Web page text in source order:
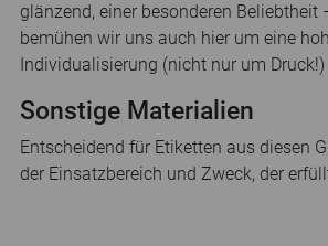
glänzend, einer besonderen Beliebtheit
bemühen wir uns auch hier um eine
Individualisierung (nicht nur um Druck!)
Sonstige Materialien
Entscheidend für Etiketten aus diesen
der Einsatzbereich und Zweck, der